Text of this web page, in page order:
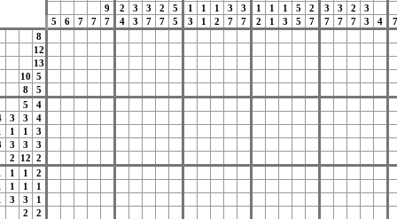
9
2 3 3 2 5 1 1 1 3 3 1 1 1 5 2 3 3 2
3
5
6 7 7 7 4 3 7 7 5 3 1 2 7 7 2 1 3 5 7 7 7 7 3 4 7
8
12
13
10 5
8
5
5
4
3 3
4
1 1
3
3 3
3
2
12 2
1 1
2
1 1
1
3 3
1
2
2